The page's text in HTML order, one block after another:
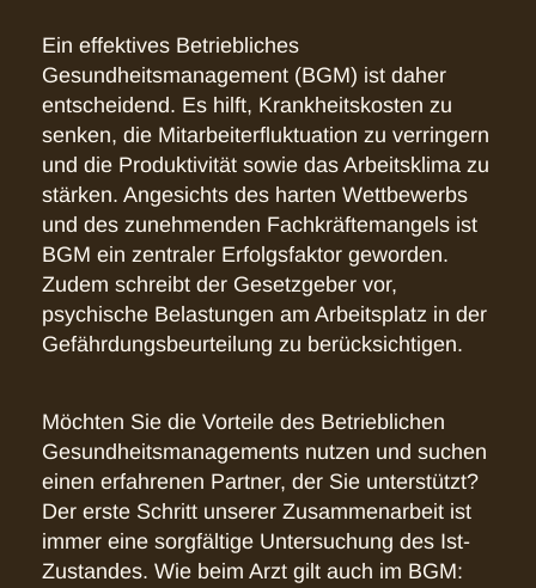
Ein effektives Betriebliches
Gesundheitsmanagement (BGM) ist daher
entscheidend. Es hilft, Krankheitskosten zu
senken, die Mitarbeiterfluktuation zu verringern
und die Produktivität sowie das Arbeitsklima zu
stärken. Angesichts des harten Wettbewerbs
und des zunehmenden Fachkräftemangels ist
BGM ein zentraler Erfolgsfaktor geworden.
Zudem schreibt der Gesetzgeber vor,
psychische Belastungen am Arbeitsplatz in der
Gefährdungsbeurteilung zu berücksichtigen.
Möchten Sie die Vorteile des Betrieblichen
Gesundheitsmanagements nutzen und suchen
einen erfahrenen Partner, der Sie unterstützt?
Der erste Schritt unserer Zusammenarbeit ist
immer eine sorgfältige Untersuchung des Ist-
Zustandes. Wie beim Arzt gilt auch im BGM: